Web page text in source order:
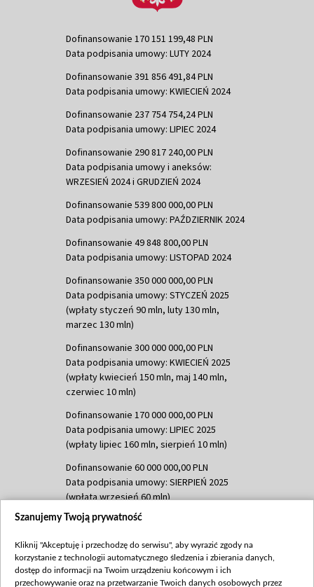
Dofinansowanie 170 151 199,48 PLN
Data podpisania umowy: LUTY 2024
Dofinansowanie 391 856 491,84 PLN
Data podpisania umowy: KWIECIEŃ 2024
Dofinansowanie 237 754 754,24 PLN
Data podpisania umowy: LIPIEC 2024
Dofinansowanie 290 817 240,00 PLN
Data podpisania umowy i aneksów:
WRZESIEŃ 2024 i GRUDZIEŃ 2024
Dofinansowanie 539 800 000,00 PLN
Data podpisania umowy: PAŹDZIERNIK 2024
Dofinansowanie 49 848 800,00 PLN
Data podpisania umowy: LISTOPAD 2024
Dofinansowanie 350 000 000,00 PLN
Data podpisania umowy: STYCZEŃ 2025
(wpłaty styczeń 90 mln, luty 130 mln,
marzec 130 mln)
Dofinansowanie 300 000 000,00 PLN
Data podpisania umowy: KWIECIEŃ 2025
(wpłaty kwiecień 150 mln, maj 140 mln,
czerwiec 10 mln)
Dofinansowanie 170 000 000,00 PLN
Data podpisania umowy: LIPIEC 2025
(wpłaty lipiec 160 mln, sierpień 10 mln)
Dofinansowanie 60 000 000,00 PLN
Data podpisania umowy: SIERPIEŃ 2025
(wpłata wrzesień 60 mln)
Dofinansowanie 635 783 051,21 PLN
(wpłata wrzesień 100 mln, październik 350
mln, listopad 265 mln)
Szanujemy Twoją prywatność
Kliknij "Akceptuję i przechodzę do serwisu", aby wyrazić zgody na
korzystanie z technologii automatycznego śledzenia i zbierania danych,
dostęp do informacji na Twoim urządzeniu końcowym i ich
przechowywanie oraz na przetwarzanie Twoich danych osobowych przez